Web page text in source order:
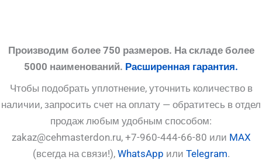
Производим более 750 размеров. На складе более
5000 наименований. Расширенная гарантия.
Чтобы подобрать уплотнение, уточнить количество в
наличии, запросить счет на оплату — обратитесь в отдел
продаж любым удобным способом:
zakaz@cehmasterdon.ru, +7-960-444-66-80 или MAX
(всегда на связи!), WhatsApp или Telegram.